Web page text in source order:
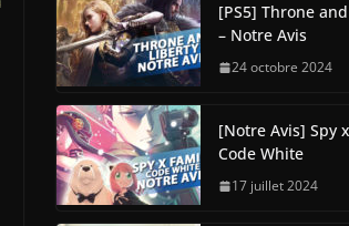
[PS5] Throne
– Notre Avis
24 octobre 2024
[Notre Avis] Spy
Code White
17 juillet 2024